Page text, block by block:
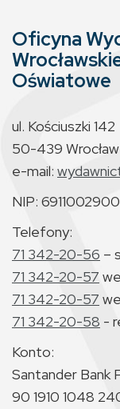
Oficyna
Oświatowe
ul. Kościuszki 142
50-439 Wrocław
e-mail:
NIP: 6911002900
Telefony:
71 342-20-56 –
71 342-20-57
71 342-20-57
71 342-20-58 -
Konto:
Santander Bank
90 1910 1048